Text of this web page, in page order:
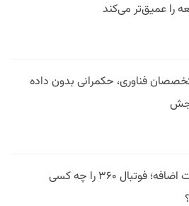
را عمیق‌تر می‌کند
فناوری، حکمرانی بدون داده
فیلتر در وقت اضافه؛ فوتبال ۳۶۰ را چه کسی